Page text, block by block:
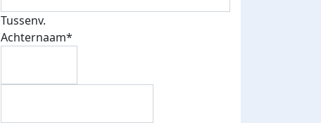
Tussenv.
Achternaam*